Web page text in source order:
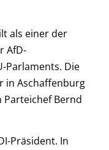
als einer der
AfD-
Parlaments. Die
in Aschaffenburg
Parteichef Bernd
Präsident. In